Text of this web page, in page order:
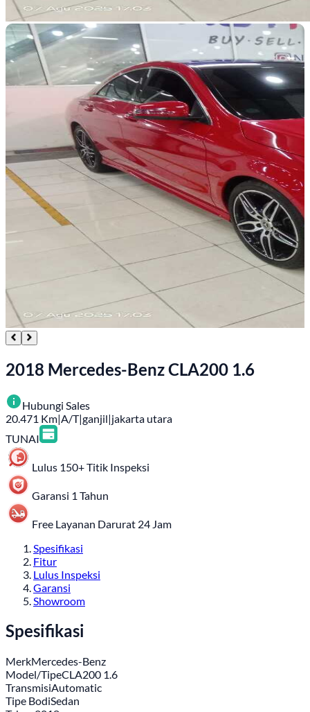
2018 Mercedes-Benz CLA200 1.6
Hubungi Sales
20.471 Km|A/T|ganjil|jakarta utara
TUNAI
Lulus 150+ Titik Inspeksi
Garansi 1 Tahun
Free Layanan Darurat 24 Jam
Spesifikasi
Fitur
Lulus Inspeksi
Garansi
Showroom
Spesifikasi
MerkMercedes-Benz
Model/TipeCLA200 1.6
TransmisiAutomatic
Tipe BodiSedan